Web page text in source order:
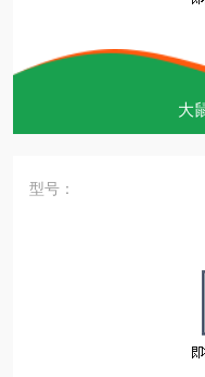
大
型号：